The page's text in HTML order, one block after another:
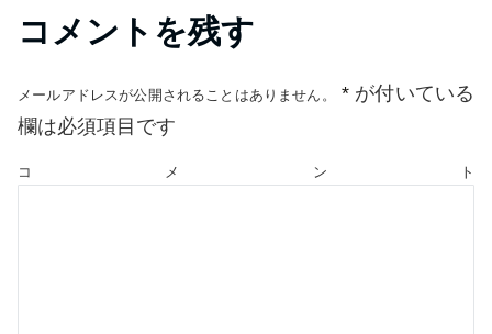
コメントを残す
メールアドレスが公開されることはありません。 *が付いている
欄は必須項目です
コメント